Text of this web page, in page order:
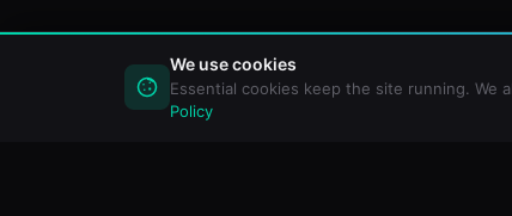
We use cookies
Essential cookies keep the site running.
Policy